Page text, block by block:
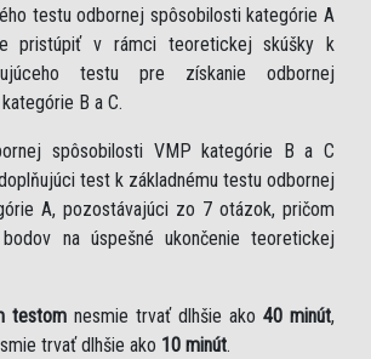
testu odbornej spôsobilosti kategórie A
pristúpiť v rámci teoretickej skúšky k
testu pre získanie odbornej
B a C.
spôsobilosti VMP kategórie B a C
test k základnému testu odbornej
A, pozostávajúci zo 7 otázok, pričom
na úspešné ukončenie teoretickej
testom nesmie trvať dlhšie ako 40 minút,
trvať dlhšie ako 10 minút.